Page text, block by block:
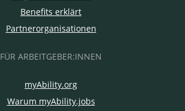
Benefits erklärt
Partnerorganisationen
FÜR ARBEITGEBER:INNEN
myAbility.org
Warum myAbility.jobs